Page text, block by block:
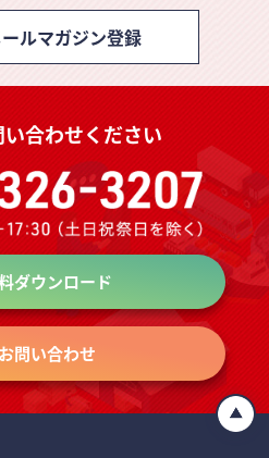
ルマガジン登録
合わせください
ダウンロード
お問い合わせ